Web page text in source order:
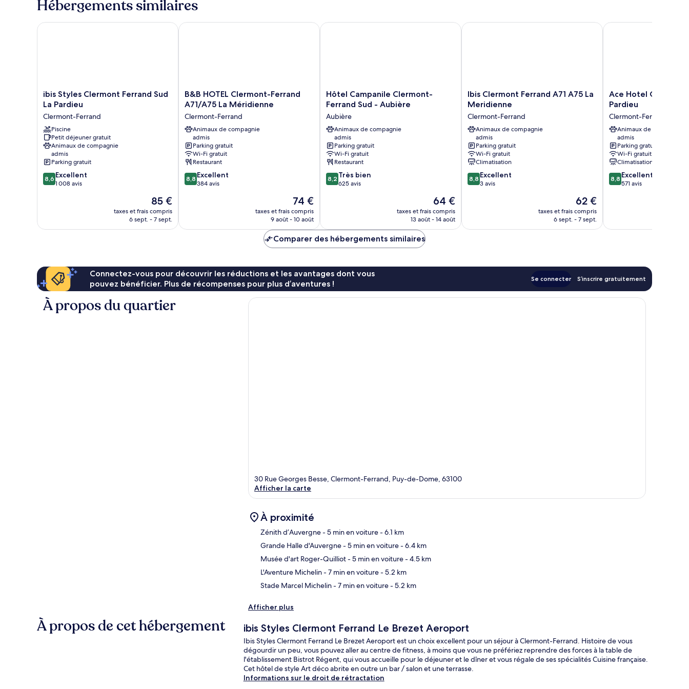
double
de
Chambre
place
2
Chambre
Hébergements similaires
ibis
Styles
Ferrand
Sud
La
Pardieu
Clermont-
Ferrand
ibis Styles Clermont Ferrand Sud
La Pardieu
Clermont-Ferrand
Piscine
Petit déjeuner gratuit
Animaux de compagnie
admis
Parking gratuit
8.6
sur
8,6 Excellent
1 008 avis
Le
nouveau
prix
85 €
taxes et frais compris
6 sept. - 7 sept.
ibis Styles Clermont Ferrand Sud La Pardieu
B&B
HOTEL
Clermont-
Ferrand
A71/A75
Méridienne
Clermont-
Ferrand
B&B HOTEL Clermont-Ferrand
A71/A75 La Méridienne
Clermont-Ferrand
Animaux de compagnie
admis
Parking gratuit
Wi-Fi gratuit
Restaurant
8.8
sur
8,8 Excellent
384 avis
Le
nouveau
prix
de
74 €
74 €
taxes et frais compris
9 août - 10 août
B&B HOTEL Clermont-Ferrand A71/A75 La Méridienne
Hôtel
Campanile
Ferrand
Sud
Aubière
Aubière
Hôtel Campanile Clermont-
Ferrand Sud - Aubière
Aubière
Animaux de compagnie
admis
Parking gratuit
Wi-Fi gratuit
Restaurant
8.2
sur
8,2 Très bien
625 avis
Le
nouveau
prix
64 €
taxes et frais compris
13 août - 14 août
Hôtel Campanile Clermont-Ferrand Sud - Aubière
Ibis
Clermont
A71
A75
Meridienne
Clermont-
Ferrand
Ibis Clermont Ferrand A71 A75 La
Meridienne
Clermont-Ferrand
Animaux de compagnie
admis
Parking gratuit
Wi-Fi gratuit
Climatisation
8.8
sur
8,8 Excellent
3 avis
Le
nouveau
prix
62 €
taxes et frais compris
6 sept. - 7 sept.
Ibis Clermont Ferrand A71 A75 La Meridienne
Ace
Hotel
Ferrand
La
Pardieu
Clermont-
Ferrand
Ace Hotel
Pardieu
Clermont-Ferrand
Animaux de compagnie
admis
Parking gratuit
Wi-Fi gratuit
Climatisation
8.8
sur
8,8 Excellent
571 avis
Ace Hotel Clermont-
Comparer des hébergements similaires
Connectez-vous pour découvrir les réductions et les avantages dont vous
pouvez bénéficier. Plus de récompenses pour plus d’aventures !
Se connecter S’inscrire gratuitement
À propos du quartier
30 Rue Georges Besse, Clermont-Ferrand, Puy-de-Dome, 63100
Afficher la carte
À proximité
Zénith d’Auvergne- 5 min en voiture- 6.1 km
Grande Halle d'Auvergne- 5 min en voiture- 6.4 km
Musée d'art Roger-Quilliot- 5 min en voiture- 4.5 km
L'Aventure Michelin- 7 min en voiture- 5.2 km
Stade Marcel Michelin- 7 min en voiture- 5.2 km
Afficher plus
À propos de cet hébergement ibis Styles Clermont Ferrand Le Brezet Aeroport
Ibis Styles Clermont Ferrand Le Brezet Aeroport est un choix excellent pour un séjour à Clermont-Ferrand. Histoire de vous
dégourdir un peu, vous pouvez aller au centre de fitness, à moins que vous ne préfériez reprendre des forces à la table de
l'établissement Bistrot Régent, qui vous accueille pour le déjeuner et le dîner et vous régale de ses spécialités Cuisine française.
Cet hôtel de style Art déco abrite en outre un bar / salon et une terrasse.
Informations sur le droit de rétractation